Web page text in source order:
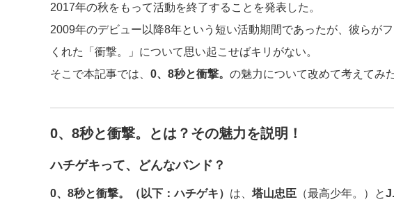
2017年の秋をもって活動を終了することを発表した。
2009年のデビュー以降8年という短い活動期間であったが、彼らが
くれた「衝撃。」について思い起こせばキリがない。
そこで本記事では、 0、8秒と衝撃。 の魅力について改めて考えてみた
0、8秒と衝撃。とは？その魅力を説明！
ハチゲキって、どんなバンド？
0、8秒と衝撃。（以下：ハチゲキ） は、 塔山忠臣 （最高少年。）と